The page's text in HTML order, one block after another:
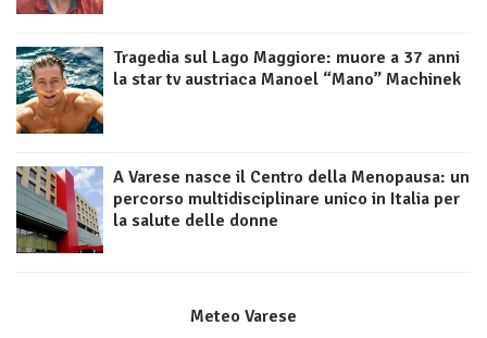
Tragedia sul Lago Maggiore: muore a 37 anni
la star tv austriaca Manoel “Mano” Machinek
A Varese nasce il Centro della Menopausa: un
percorso multidisciplinare unico in Italia per
la salute delle donne
Meteo Varese